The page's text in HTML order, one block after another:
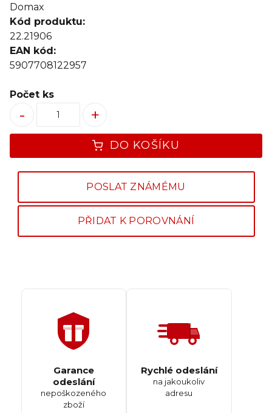
Domax
Kód produktu:
22.21906
EAN kód:
5907708122957
DO KOŠÍKU
Počet ks
+
-
POSLAT ZNÁMÉMU
PŘIDAT K POROVNÁNÍ
Garance
odeslání
nepoškozeného
zboží
Rychlé odeslání
na jakoukoliv
adresu